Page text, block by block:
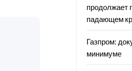
продолжает
падающем
Газпром:
минимуме